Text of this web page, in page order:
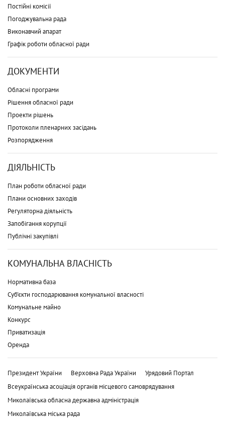
Постійні комісії
Погоджувальна рада
Виконавчий апарат
Графік роботи обласної ради
ДОКУМЕНТИ
Обласні програми
Рішення обласної ради
Проекти рішень
Протоколи пленарних засідань
Розпорядження
ДІЯЛЬНІСТЬ
План роботи обласної ради
Плани основних заходів
Регуляторна діяльність
Запобігання корупції
Публічні закупівлі
КОМУНАЛЬНА ВЛАСНІСТЬ
Нормативна база
Суб'єкти господарювання комунальної власності
Комунальне майно
Конкурс
Приватизація
Оренда
Президент України Верховна Рада України
Урядовий Портал
Всеукраїнська асоціація органів місцевого самоврядування
Миколаївська обласна державна адміністрація
Миколаївська міська рада